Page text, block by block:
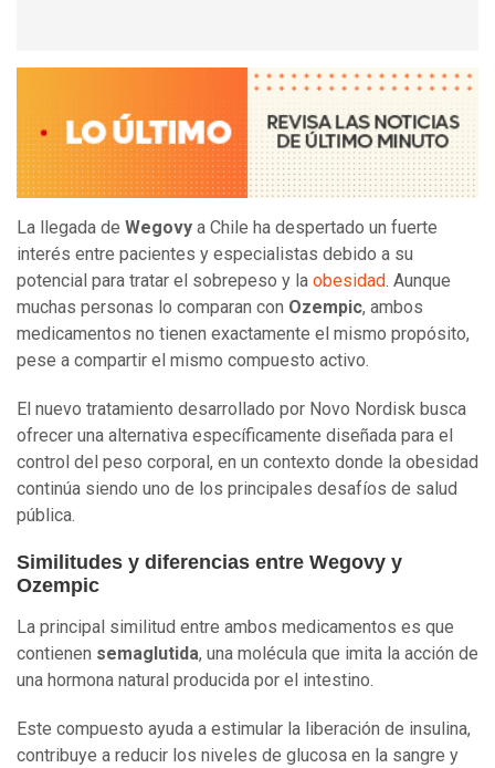
La llegada de Wegovy a Chile ha despertado un fuerte
interés entre pacientes y especialistas debido a su
potencial para tratar el sobrepeso y la obesidad. Aunque
muchas personas lo comparan con Ozempic, ambos
medicamentos no tienen exactamente el mismo propósito,
pese a compartir el mismo compuesto activo.
El nuevo tratamiento desarrollado por Novo Nordisk busca
ofrecer una alternativa específicamente diseñada para el
control del peso corporal, en un contexto donde la obesidad
continúa siendo uno de los principales desafíos de salud
pública.
Similitudes y diferencias entre Wegovy y
Ozempic
La principal similitud entre ambos medicamentos es que
contienen semaglutida, una molécula que imita la acción de
una hormona natural producida por el intestino.
Este compuesto ayuda a estimular la liberación de insulina,
contribuye a reducir los niveles de glucosa en la sangre y